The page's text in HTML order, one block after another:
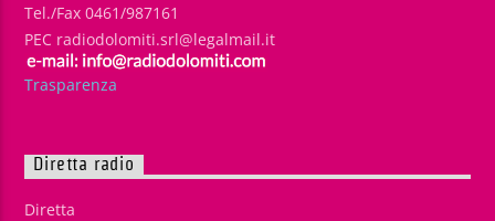
Tel./Fax 0461/987161
PEC radiodolomiti.srl@legalmail.it
Trasparenza
Diretta radio
Diretta